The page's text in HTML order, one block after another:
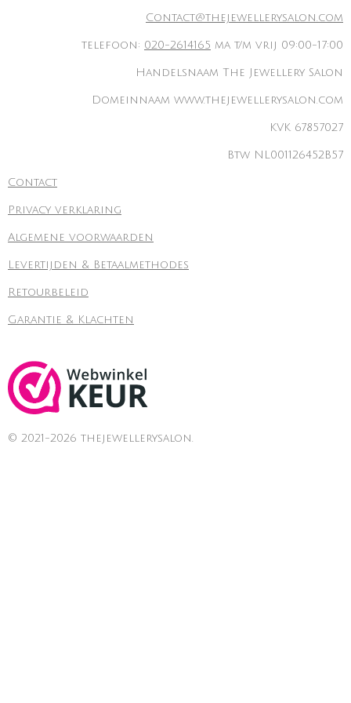
Contact@thejewellerysalon.com
telefoon: 020-2614165 ma t/m vrij 09:00-17:00
Handelsnaam The Jewellery Salon
Domeinnaam www.thejewellerysalon.com
KVK 67857027
Btw NL001126452B57
Contact
Privacy verklaring
Algemene voorwaarden
Levertijden & Betaalmethodes
Retourbeleid
Garantie & Klachten
© 2021-2026 thejewellerysalon.